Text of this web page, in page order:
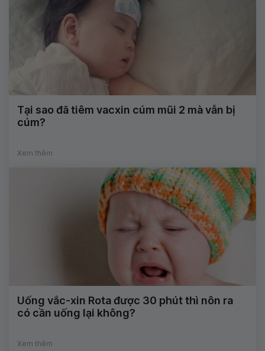
Tại sao đã tiêm vacxin cúm mũi 2 mà vẫn bị
cúm?
Xem thêm
Uống vắc-xin Rota được 30 phút thì nôn ra
có cần uống lại không?
Xem thêm